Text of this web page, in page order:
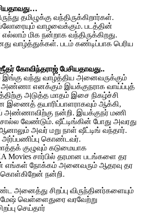
தமிழுக்கு வந்திருக்கிறார்கள்.
வாழவைக்கும். படத்தின்
மிக நன்றாக வந்திருக்கிறது.
வாழ்த்துக்கள். படம் கண்டிப்பாக பெரிய
கோவிந்தராஜ் பேசியதாவது..
இங்கு வந்து வாழ்த்திய அனைவருக்கும்
எனக்கும் இயக்குநராக வாய்ப்புத்
அடுத்த மாதம் இசை நிகழ்ச்சி
இணைத் தயாரிப்பாளராகவும் ஆக்கி,
அண்ணாவிற்கு நன்றி. இயக்குநர் மணி
சொல்ல வேண்டும். ஷீட்டிங்கின் போது அவரது
ஆனாலும் அவர் மறு நாள் ஷீட்டிங் வந்தார்.
அர்ப்பணிப்பு கொண்டவர்.
குழுவும் கடுமையாக
Movies சார்பில் தரமான படங்களை தர
எங்கள் நோக்கம் அனைவரும் ஆதரவு தர
நன்றி.
அனைத்து சிறப்பு விருந்தினர்களையும்
வெள்ளைதுரை வரவேற்று
செய்தார்